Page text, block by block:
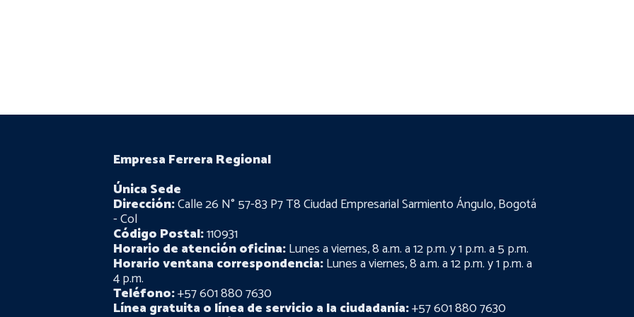
Empresa Ferrera Regional
Única Sede
Dirección:Calle 26 N° 57-83 P7 T8 Ciudad Empresarial Sarmiento Ángulo, Bogotá
- Col
Código Postal:110931
Horario de atención oficina:Lunes a viernes, 8 a.m. a 12 p.m. y 1 p.m. a 5 p.m.
Horario ventana correspondencia:Lunes a viernes, 8 a.m. a 12 p.m. y 1 p.m. a
4 p.m.
Teléfono:+57 601 880 7630
Línea gratuita o línea de servicio a la ciudadanía:+57 601 880 7630